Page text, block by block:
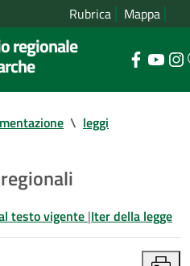
Rubrica Mappa
regionale
\ leggi
testo vigente |Iter della legge